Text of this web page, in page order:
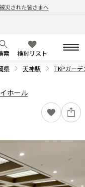
災された皆さまへ
索
検討リスト
県 天神駅 TKPガーデ
ホール